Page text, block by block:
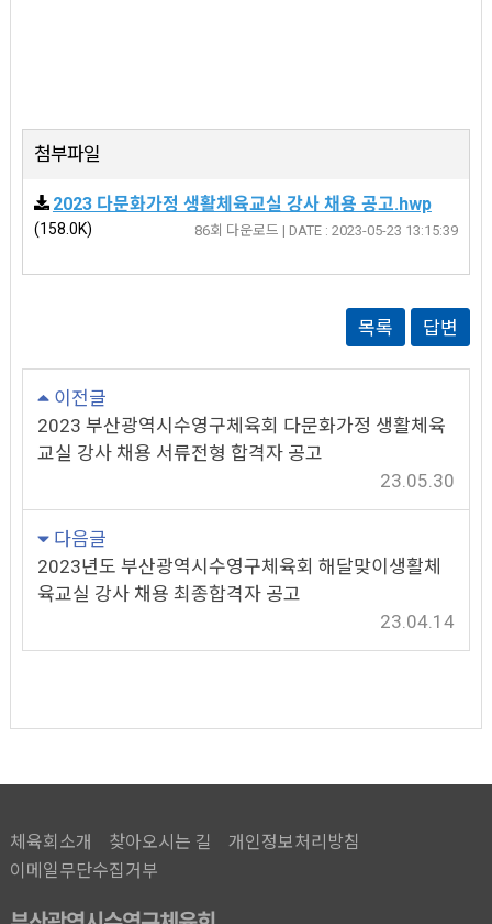
첨부파일
2023 다문화가정 생활체육교실 강사 채용 공고.hwp
(158.0K) 86회 다운로드 | DATE : 2023-05-23 13:15:39
목록 답변
이전글
2023 부산광역시수영구체육회 다문화가정 생활체육
교실 강사 채용 서류전형 합격자 공고
23.05.30
다음글
2023년도 부산광역시수영구체육회 해달맞이생활체
육교실 강사 채용 최종합격자 공고
23.04.14
체육회소개 찾아오시는 길
개인정보처리방침
이메일무단수집거부